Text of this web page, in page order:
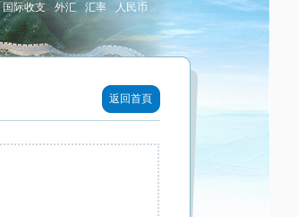
国际收支 外汇 汇率 人民币
返回首頁